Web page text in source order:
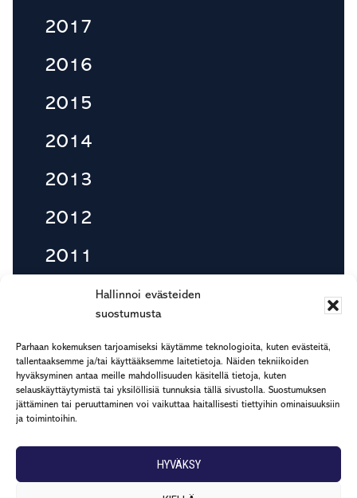
Hallinnoi evästeiden
suostumusta
Parhaan kokemuksen tarjoamiseksi käytämme teknologioita, kuten evästeitä,
tallentaaksemme ja/tai käyttääksemme laitetietoja. Näiden tekniikoiden
hyväksyminen antaa meille mahdollisuuden käsitellä tietoja, kuten
selauskäyttäytymistä tai yksilöllisiä tunnuksia tällä sivustolla. Suostumuksen
jättäminen tai peruuttaminen voi vaikuttaa haitallisesti tiettyihin ominaisuuksiin
ja toimintoihin.
HYVÄKSY
2017
2016
2015
2014
2013
2012
2011
Footer
etu.suku@rapp.fi
puh. 044 7799 277
Rekisteri- ja tietosuojaseloste